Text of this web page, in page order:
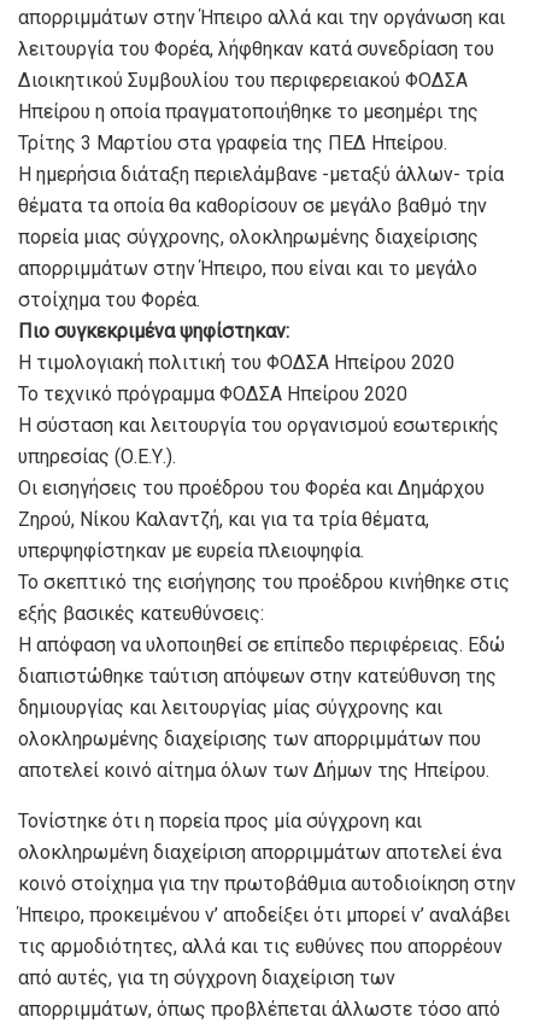
απορριμμάτων στην Ήπειρο αλλά και την οργάνωση και
λειτουργία του Φορέα, λήφθηκαν κατά συνεδρίαση του
Διοικητικού Συμβουλίου του περιφερειακού ΦΟΔΣΑ
Ηπείρου η οποία πραγματοποιήθηκε το μεσημέρι της
Τρίτης 3 Μαρτίου στα γραφεία της ΠΕΔ Ηπείρου.
Η ημερήσια διάταξη περιελάμβανε -μεταξύ άλλων- τρία
θέματα τα οποία θα καθορίσουν σε μεγάλο βαθμό την
πορεία μιας σύγχρονης, ολοκληρωμένης διαχείρισης
απορριμμάτων στην Ήπειρο, που είναι και το μεγάλο
στοίχημα του Φορέα.
Πιο συγκεκριμένα ψηφίστηκαν:
Η τιμολογιακή πολιτική του ΦΟΔΣΑ Ηπείρου 2020
Το τεχνικό πρόγραμμα ΦΟΔΣΑ Ηπείρου 2020
Η σύσταση και λειτουργία του οργανισμού εσωτερικής
υπηρεσίας (Ο.Ε.Υ.).
Οι εισηγήσεις του προέδρου του Φορέα και Δημάρχου
Ζηρού, Νίκου Καλαντζή, και για τα τρία θέματα,
υπερψηφίστηκαν με ευρεία πλειοψηφία.
Το σκεπτικό της εισήγησης του προέδρου κινήθηκε στις
εξής βασικές κατευθύνσεις:
Η απόφαση να υλοποιηθεί σε επίπεδο περιφέρειας. Εδώ
διαπιστώθηκε ταύτιση απόψεων στην κατεύθυνση της
δημιουργίας και λειτουργίας μίας σύγχρονης και
ολοκληρωμένης διαχείρισης των απορριμμάτων που
αποτελεί κοινό αίτημα όλων των Δήμων της Ηπείρου.
Τονίστηκε ότι η πορεία προς μία σύγχρονη και
ολοκληρωμένη διαχείριση απορριμμάτων αποτελεί ένα
κοινό στοίχημα για την πρωτοβάθμια αυτοδιοίκηση στην
Ήπειρο, προκειμένου ν’ αποδείξει ότι μπορεί ν’ αναλάβει
τις αρμοδιότητες, αλλά και τις ευθύνες που απορρέουν
από αυτές, για τη σύγχρονη διαχείριση των
απορριμμάτων, όπως προβλέπεται άλλωστε τόσο από